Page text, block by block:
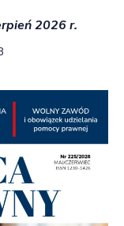
2026 r.